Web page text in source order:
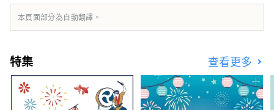
本頁面部分為自動翻譯。
特集 查看更多